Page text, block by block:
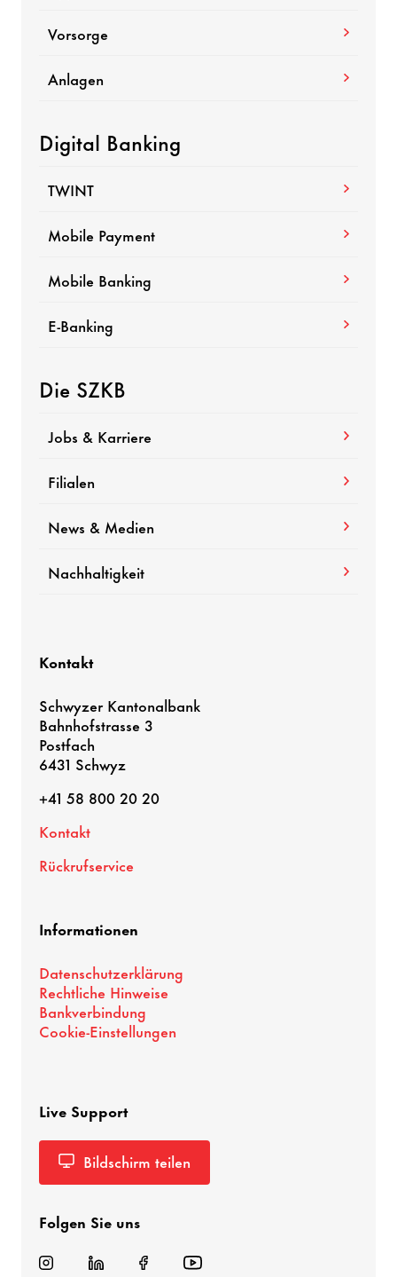
Vorsorge
Anlagen
Digital Banking
TWINT
Mobile Payment
Mobile Banking
E-Banking
Die SZKB
Jobs & Karriere
Filialen
News & Medien
Nachhaltigkeit
Kontakt
Schwyzer Kantonalbank
Bahnhofstrasse 3
Postfach
6431 Schwyz
+41 58 800 20 20
Kontakt
Rückrufservice
Informationen
Datenschutzerklärung
Rechtliche Hinweise
Bankverbindung
Cookie-Einstellungen
Live Support
Bildschirm teilen
Folgen Sie uns